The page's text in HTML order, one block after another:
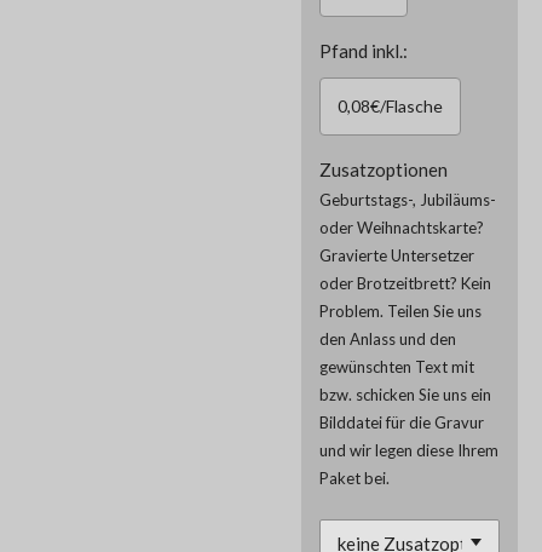
Pfand inkl.:
0,08€/Flasche
Zusatzoptionen
Geburtstags-, Jubiläums-
oder Weihnachtskarte?
Gravierte Untersetzer
oder Brotzeitbrett? Kein
Problem. Teilen Sie uns
den Anlass und den
gewünschten Text mit
bzw. schicken Sie uns ein
Bilddatei für die Gravur
und wir legen diese Ihrem
Paket bei.